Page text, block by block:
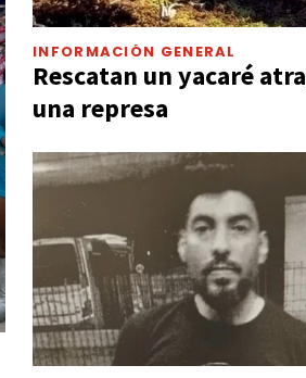
INFORMACIÓN GENERAL
Rescatan un yacaré
una represa